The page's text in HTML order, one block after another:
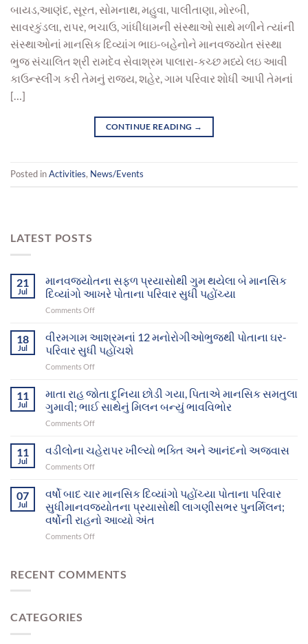
બાયડ,આણંદ, સૂરત, સોમનાથ, મહુવા, પાલીતાણા, મોરબી,
સાવરકુંડલા, રાપર, ભચાઉ, ગાંધીધામની સંસ્થાઓ સાથે મળીને ત્યાંની
સંસ્થાઓનાં માનસિક દિવ્યાંગ ભાઇ-બહેનોને માનવજ્યોત સંસ્થા
ભુજ સંચાલિત શ્રી રામદેવ સેવાશ્રમ પાલારા-કચ્છ મધ્યે લઇ આવી
કાઉન્સ્લીંગ કરી તેમનું રાજ્ય, શહેર, ગામ પરિવાર શોધી આપી તેમનાં
[…]
CONTINUE READING →
Posted inActivities, News/Events
LATEST POSTS
21
Jul
માનવજ્યોતના સફળ પ્રયાસોથી ગુમ થયેલા બે માનસિક
દિવ્યાંગો આખરે પોતાના પરિવાર સુધી પહોંચ્યા
Comments Offon
સફળ
પ્રયાસોથી
ગુમ
થયેલા
માનસિક
દિવ્યાંગો
સુધી
18
Jul
વીરમગામ આશ્રમનાં 12 મનોરોગીઓભુજથી પોતાના ઘર-
પરિવાર સુધી પહોંચશે
Comments Offon
આશ્રમનાં
12
મનોરોગીઓભુજથી
પોતાના
પરિવાર
સુધી
11
Jul
માતા રાહ જોતા દુનિયા છોડી ગયા, પિતાએ માનસિક સમતુલા
ગુમાવી; ભાઈ સાથેનું મિલન બન્યું ભાવવિભોર
Comments Offon
રાહ
જોતા
દુનિયા
ગયા,
પિતાએ
માનસિક
મિલન
11
Jul
વડીલોના ચહેરાપર ખીલ્યો ભક્તિ અને આનંદનો અજવાસ
Comments Offon
ચહેરાપર
ખીલ્યો
ભક્તિ
અને
આનંદનો
07
Jul
વર્ષો બાદ ચાર માનસિક દિવ્યાંગો પહોંચ્યા પોતાના પરિવાર
સુધીમાનવજ્યોતના પ્રયાસોથી લાગણીસભર પુનર્મિલન;
વર્ષોની રાહનો આવ્યો અંત
Comments Offon
ચાર
RECENT COMMENTS
CATEGORIES